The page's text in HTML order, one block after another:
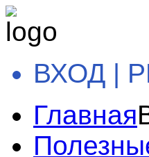
ВХОД |
Главная